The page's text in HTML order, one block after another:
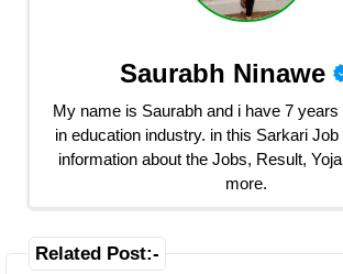
Saurabh Ninawe
My name is Saurabh and i have 7
in education industry. in this Sarkari
information about the Jobs, Result,
more.
Related Post:-